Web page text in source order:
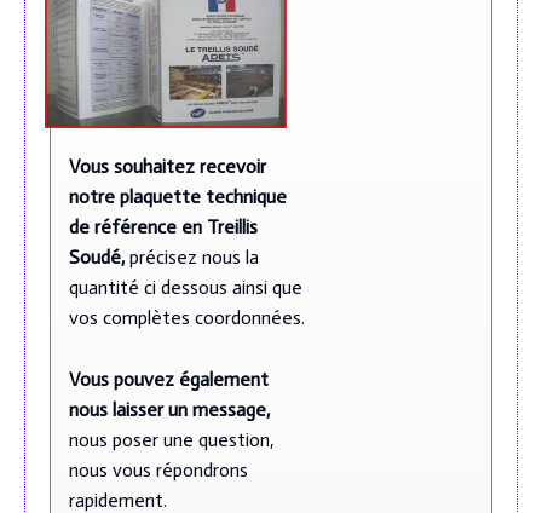
Vous souhaitez recevoir
notre plaquette technique
de référence en Treillis
Soudé,précisez nous la
quantité ci dessous ainsi que
vos complètes coordonnées.
Vous pouvez également
nous laisser un message,
nous poser une question,
nous vous répondrons
rapidement.